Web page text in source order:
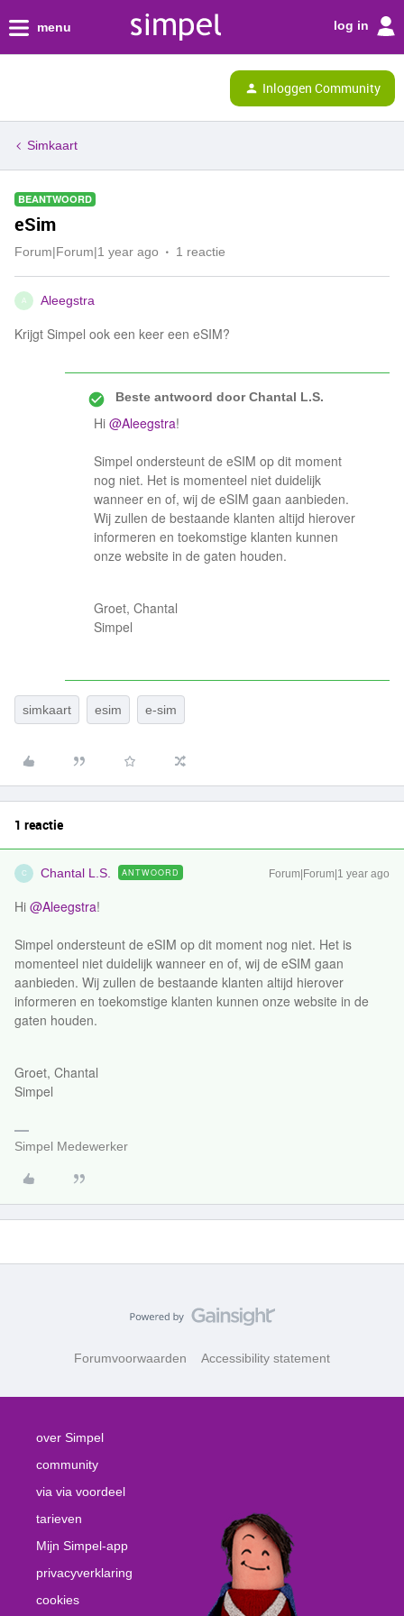
menu log in
Inloggen Community
Simkaart
BEANTWOORD
eSim
Forum|Forum|1 year ago 1 reactie
A Aleegstra
Krijgt Simpel ook een keer een eSIM?
Beste antwoord doorChantal L.S.
Hi @Aleegstra!
Simpel ondersteunt de eSIM op dit moment
nog niet. Het is momenteel niet duidelijk
wanneer en of, wij de eSIM gaan aanbieden.
Wij zullen de bestaande klanten altijd hierover
informeren en toekomstige klanten kunnen
onze website in de gaten houden.
Groet, Chantal
Simpel
simkaart esim e-sim
1 reactie
C Chantal L.S. ANTWOORD Forum|Forum|1 year ago
Hi @Aleegstra!
Simpel ondersteunt de eSIM op dit moment nog niet. Het is
momenteel niet duidelijk wanneer en of, wij de eSIM gaan
aanbieden. Wij zullen de bestaande klanten altijd hierover
informeren en toekomstige klanten kunnen onze website in de
gaten houden.
Groet, Chantal
Simpel
Simpel Medewerker
Forumvoorwaarden Accessibility statement
over Simpel
community
via via voordeel
tarieven
Mijn Simpel-app
privacyverklaring
cookies